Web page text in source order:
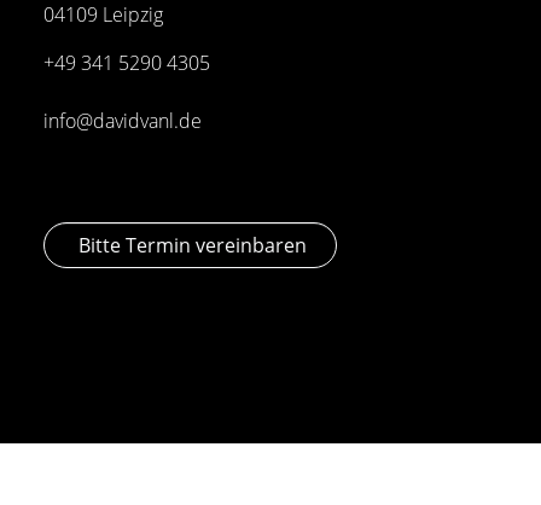
04109 Leipzig
+49 341 5290 4305
info@davidvanl.de
Bitte Termin vereinbaren